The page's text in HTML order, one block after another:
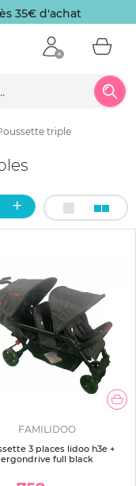
35€ d'achat
triple
FAMILIDOO
3 places lidoo h3e +
ergondrive full black